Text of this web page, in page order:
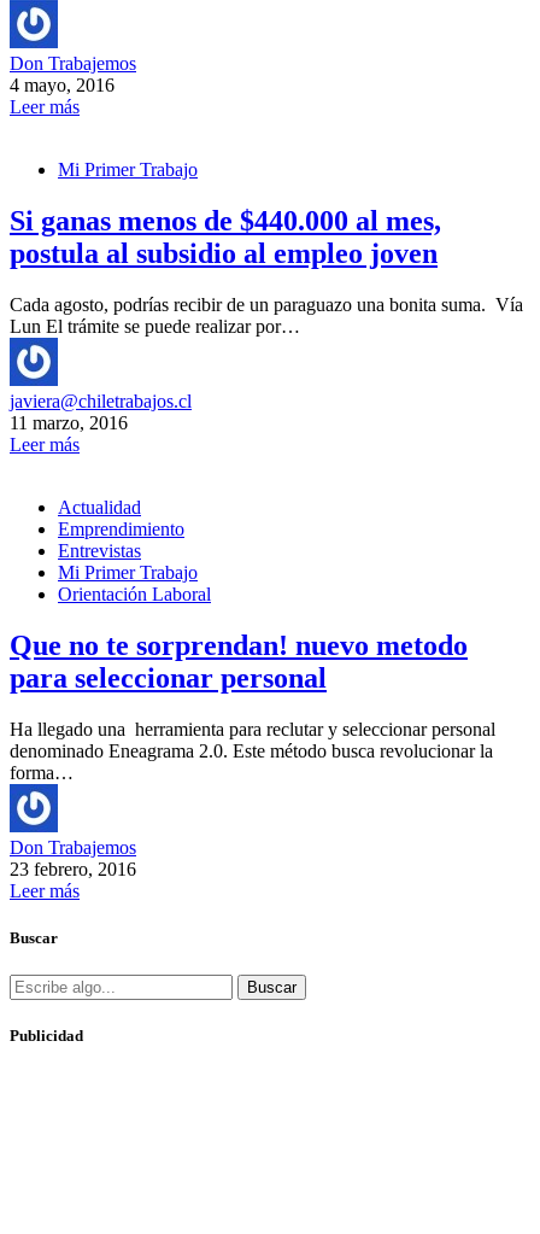
Don Trabajemos
4 mayo, 2016
Leer más
Mi Primer Trabajo
Si ganas menos de $440.000 al mes,
postula al subsidio al empleo joven
Cada agosto, podrías recibir de un paraguazo una bonita suma. Vía
Lun El trámite se puede realizar por…
javiera@chiletrabajos.cl
11 marzo, 2016
Leer más
Actualidad
Emprendimiento
Entrevistas
Mi Primer Trabajo
Orientación Laboral
Que no te sorprendan! nuevo metodo
para seleccionar personal
Ha llegado una herramienta para reclutar y seleccionar personal
denominado Eneagrama 2.0. Este método busca revolucionar la
forma…
Don Trabajemos
23 febrero, 2016
Leer más
Buscar
Buscar
Publicidad